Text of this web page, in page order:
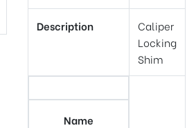
Description
Caliper
Locking
Shim
Name